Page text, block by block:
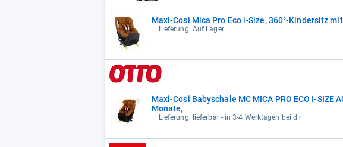
Maxi-Cosi Mica Pro Eco i-Size, 360°-Kindersitz
Lieferung: Auf Lager
Maxi-Cosi Babyschale MC MICA PRO ECO I-SIZE
Monate,
Lieferung: lieferbar - in 3-4 Werktagen bei dir